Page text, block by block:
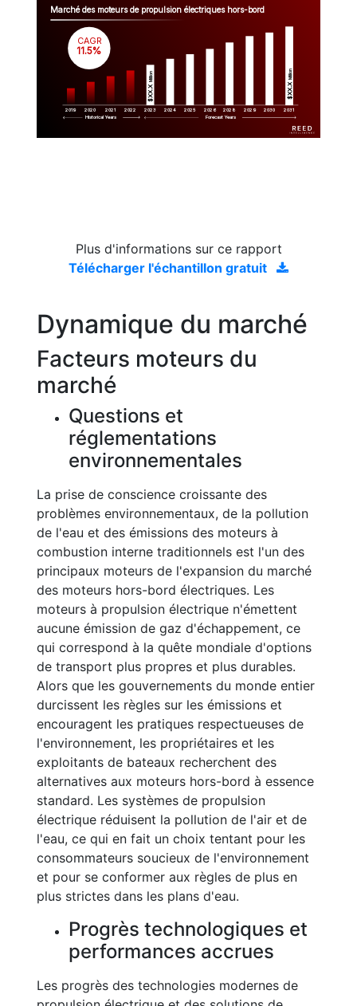
Marché des moteurs de propulsion électriques hors-bord
2019 2020 2021 2022 2023 2024 2025 2026 2028 2029 2030 2031
$XX.X
Million
$XX.X
Million
CAGR
11.5%
Historical Years Forecast Years
Plus d'informations sur ce rapport
Télécharger l'échantillon gratuit
Dynamique du marché
Facteurs moteurs du
marché
Questions et
réglementations
environnementales
La prise de conscience croissante des
problèmes environnementaux, de la pollution
de l'eau et des émissions des moteurs à
combustion interne traditionnels est l'un des
principaux moteurs de l'expansion du marché
des moteurs hors-bord électriques. Les
moteurs à propulsion électrique n'émettent
aucune émission de gaz d'échappement, ce
qui correspond à la quête mondiale d'options
de transport plus propres et plus durables.
Alors que les gouvernements du monde entier
durcissent les règles sur les émissions et
encouragent les pratiques respectueuses de
l'environnement, les propriétaires et les
exploitants de bateaux recherchent des
alternatives aux moteurs hors-bord à essence
standard. Les systèmes de propulsion
électrique réduisent la pollution de l'air et de
l'eau, ce qui en fait un choix tentant pour les
consommateurs soucieux de l'environnement
et pour se conformer aux règles de plus en
plus strictes dans les plans d'eau.
Progrès technologiques et
performances accrues
Les progrès des technologies modernes de